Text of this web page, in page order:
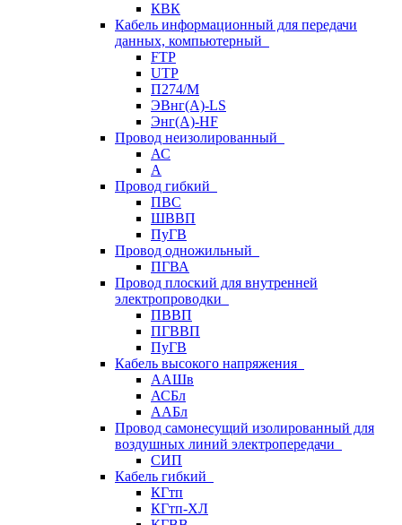
КВК
Кабель информационный для передачи
данных, компьютерный
FTP
UTP
П274/М
ЭВнг(А)-LS
Энг(А)-HF
Провод неизолированный
АС
А
Провод гибкий
ПВС
ШВВП
ПуГВ
Провод одножильный
ПГВА
Провод плоский для внутренней
электропроводки
ПВВП
ПГВВП
ПуГВ
Кабель высокого напряжения
ААШв
АСБл
ААБл
Провод самонесущий изолированный для
воздушных линий электропередачи
СИП
Кабель гибкий
КГтп
КГтп-ХЛ